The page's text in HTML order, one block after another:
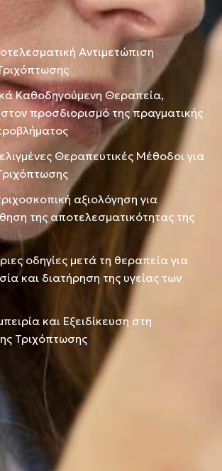
Αντιμετώπιση
Καθοδηγούμενη Θεραπεία,
προσδιορισμό της πραγματικής
Θεραπευτικές Μέθοδοι για
αξιολόγηση για
της αποτελεσματικότητας της
οδηγίες μετά τη θεραπεία για
και διατήρηση της υγείας των
και Εξειδίκευση στη
Τριχόπτωσης